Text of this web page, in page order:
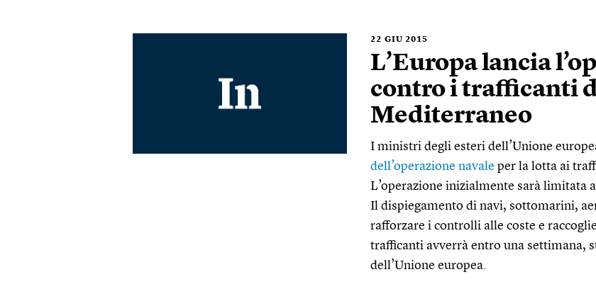
22 GIU 2015
L’Europa lancia
contro i trafficanti
Mediterraneo
I ministri degli esteri dell’Unione
dell’operazione navale per la lotta ai
L’operazione inizialmente sarà limitata
Il dispiegamento di navi, sottomarini,
rafforzare i controlli alle coste e
trafficanti avverrà entro una settimana,
dell’Unione europea.